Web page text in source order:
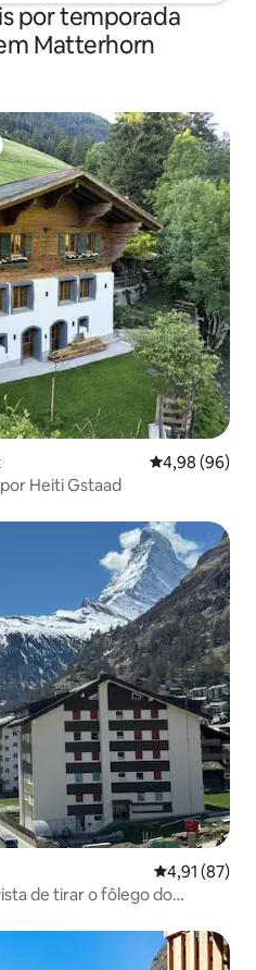
por temporada
Matterhorn
dos hóspedes
4,98 de uma
4,98 (96)
Heiti Gstaad
4,91 de uma
4,91 (87)
de tirar o fôlego do